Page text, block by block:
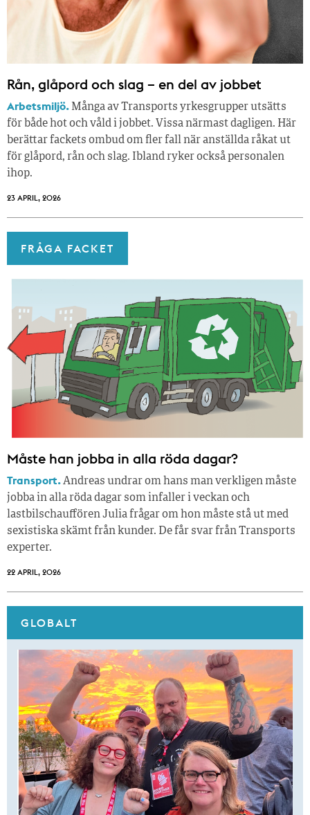
Rån, glåpord och slag – en del av jobbet
Arbetsmiljö. Många av Transports yrkesgrupper utsätts
för både hot och våld i jobbet. Vissa närmast dagligen. Här
berättar fackets ombud om fler fall när anställda råkat ut
för glåpord, rån och slag. Ibland ryker också personalen
ihop.
23 APRIL, 2026
FRÅGA FACKET
Måste han jobba in alla röda dagar?
Transport.Andreas undrar om hans man verkligen måste
jobba in alla röda dagar som infaller i veckan och
lastbilschauffören Julia frågar om hon måste stå ut med
sexistiska skämt från kunder. De får svar från Transports
experter.
22 APRIL, 2026
GLOBALT